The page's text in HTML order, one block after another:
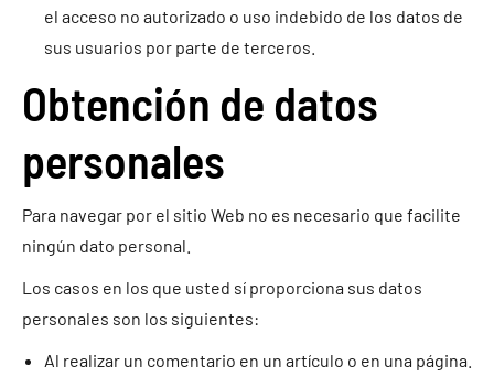
el acceso no autorizado o uso indebido de los datos de
sus usuarios por parte de terceros.
Obtención de datos
personales
Para navegar por el sitio Web no es necesario que facilite
ningún dato personal.
Los casos en los que usted sí proporciona sus datos
personales son los siguientes:
Al realizar un comentario en un artículo o en una página.